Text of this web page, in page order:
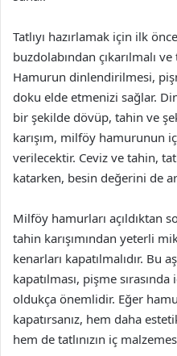
Tatlıyı hazırlamak için ilk
buzdolabından çıkarılmalı
Hamurun dinlendirilmesi,
doku elde etmenizi sağlar.
bir şekilde dövüp, tahin ve
karışım, milföy hamurunun
verilecektir. Ceviz ve tahin,
katarken, besin değerini de
Milföy hamurları açıldıktan
tahin karışımından yeterli
kenarları kapatılmalıdır. Bu
kapatılması, pişme sırasında
oldukça önemlidir. Eğer
kapatırsanız, hem daha
hem de tatlınızın iç